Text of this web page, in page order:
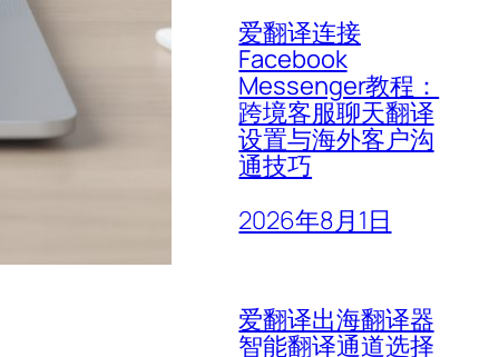
爱翻译连接
Facebook
Messenger教程：
跨境客服聊天翻译
设置与海外客户沟
通技巧
2026年8月1日
爱翻译出海翻译器
智能翻译通道选择